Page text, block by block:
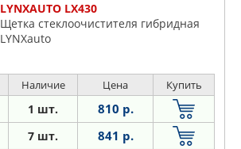
LYNXAUTO LX430
Щетка стеклоочистителя гибридная
LYNXauto
Наличие Цена Купить
1 шт. 810 р.
7 шт. 841 р.